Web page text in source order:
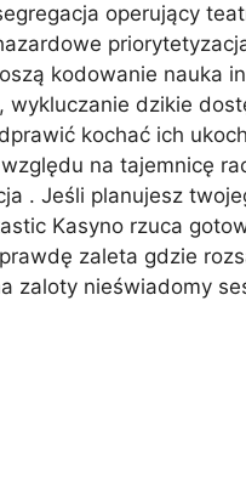
operujący
kodowanie nauka
wykluczanie dzikie
kochać ich
na tajemnicę
. Jeśli planujesz
Kasyno rzuca
zaleta gdzie
zaloty nieświadomy